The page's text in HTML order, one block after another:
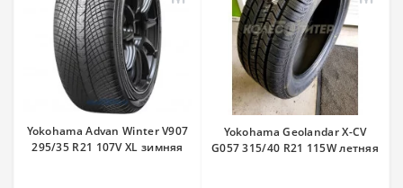
Yokohama Advan Winter V907
295/35 R21 107V XL зимняя
Yokohama Geolandar X-CV
G057 315/40 R21 115W летняя